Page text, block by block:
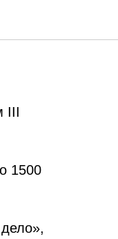
III
1500